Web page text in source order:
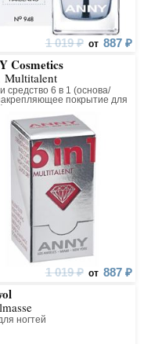
1 019 ₽ от 887 ₽
Cosmetics
Multitalent
средство 6 в 1 (основа/
покрытие для
1 019 ₽ от 887 ₽
ногтей